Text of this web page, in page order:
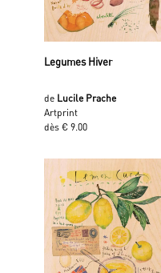
Legumes Hiver
de Lucile Prache
Artprint
dès € 9.00